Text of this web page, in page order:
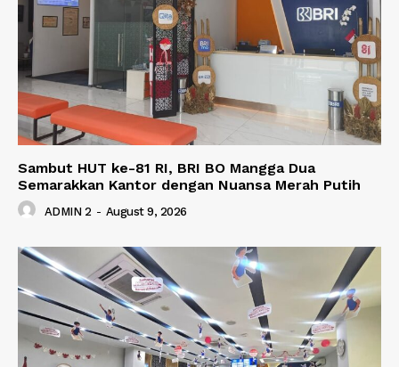
Sambut HUT ke-81 RI, BRI BO Mangga Dua
Semarakkan Kantor dengan Nuansa Merah Putih
ADMIN 2 - August 9, 2026